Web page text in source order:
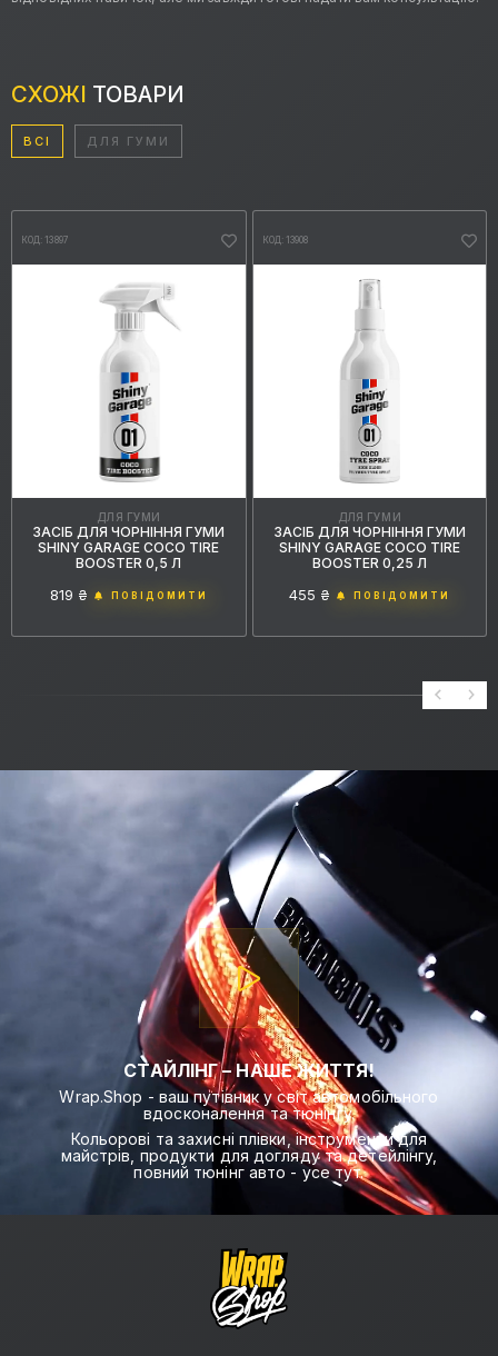
СХОЖІ ТОВАРИ
ВСІ ДЛЯ ГУМИ
КОД: 13897
ДЛЯ ГУМИ
ЗАСІБ ДЛЯ ЧОРНІННЯ ГУМИ
SHINY GARAGE COCO TIRE
BOOSTER 0,5 Л
819 ₴ ПОВІДОМИТИ
КОД: 13908
ДЛЯ ГУМИ
ЗАСІБ ДЛЯ ЧОРНІННЯ ГУМИ
SHINY GARAGE COCO TIRE
BOOSTER 0,25 Л
455 ₴ ПОВІДОМИТИ
СТАЙЛІНГ – НАШЕ ЖИТТЯ!
Wrap.Shop - ваш путівник у світ автомобільного
вдосконалення та тюнінгу.
Кольорові та захисні плівки, інструменти для
майстрів, продукти для догляду та детейлінгу,
повний тюнінг авто - усе тут.